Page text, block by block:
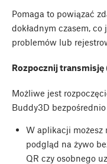
Pomaga to powiązać
dokładnym czasem,
problemów lub
Rozpocznij transmisję
Możliwe jest
Buddy3D
W aplikacji możesz
podgląd na żywo
QR czy osobnego